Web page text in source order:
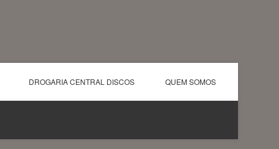
DROGARIA CENTRAL DISCOS QUEM SOMOS